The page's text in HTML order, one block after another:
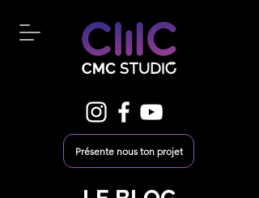
Présente nous ton projet